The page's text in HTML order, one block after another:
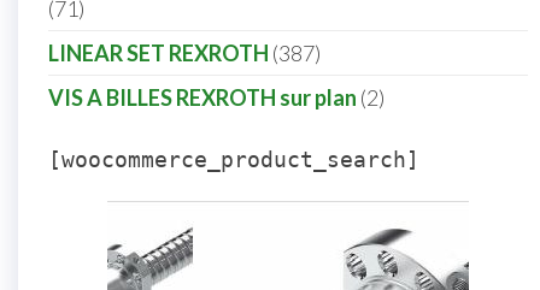
71
LINEAR SET REXROTH 387
VIS A BILLES REXROTH sur plan 2
[woocommerce_product_search]